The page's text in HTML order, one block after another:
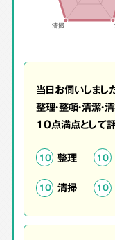
当日お伺いしまし
整理・整頓・清潔
10点満点として
10 整理 10
10 清掃 10